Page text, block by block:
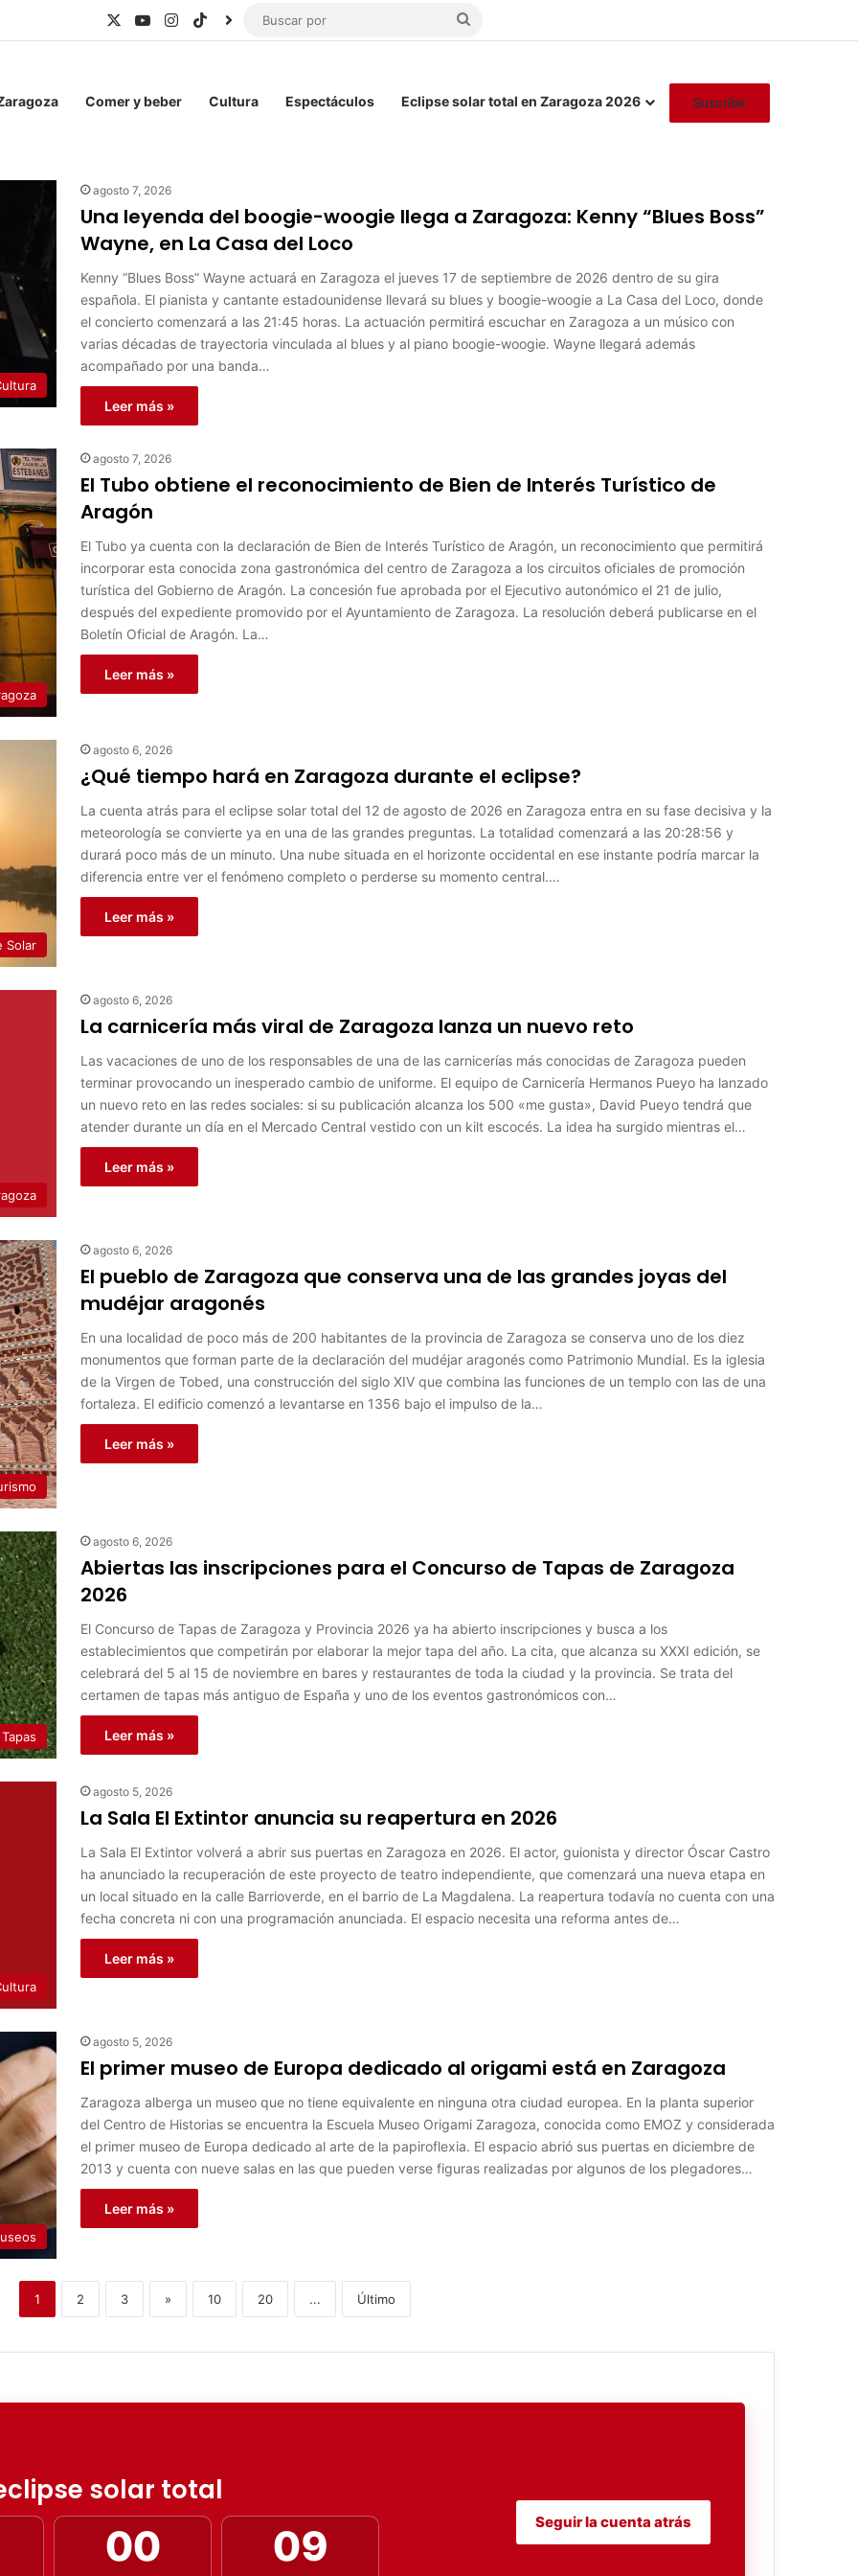
YouTubeInstagram
TikTokBlueSky
Buscar
Comer y beber Cultura Espectáculos Eclipse solar total en Zaragoza 2026 Suscribir
agosto 7, 2026
Una leyenda del boogie-woogie llega a Zaragoza: Kenny “Blues Boss”
Wayne, en La Casa del Loco
Kenny “Blues Boss” Wayne actuará en Zaragoza el jueves 17 de septiembre de 2026 dentro de su gira
española. El pianista y cantante estadounidense llevará su blues y boogie-woogie a La Casa del Loco, donde
el concierto comenzará a las 21:45 horas. La actuación permitirá escuchar en Zaragoza a un músico con
varias décadas de trayectoria vinculada al blues y al piano boogie-woogie. Wayne llegará además
acompañado por una banda…
Leer más »
agosto 7, 2026
El Tubo obtiene el reconocimiento de Bien de Interés Turístico de
Aragón
El Tubo ya cuenta con la declaración de Bien de Interés Turístico de Aragón, un reconocimiento que permitirá
incorporar esta conocida zona gastronómica del centro de Zaragoza a los circuitos oficiales de promoción
turística del Gobierno de Aragón. La concesión fue aprobada por el Ejecutivo autonómico el 21 de julio,
después del expediente promovido por el Ayuntamiento de Zaragoza. La resolución deberá publicarse en el
Boletín Oficial de Aragón. La…
Leer más »
Solar
agosto 6, 2026
¿Qué tiempo hará en Zaragoza durante el eclipse?
La cuenta atrás para el eclipse solar total del 12 de agosto de 2026 en Zaragoza entra en su fase decisiva y la
meteorología se convierte ya en una de las grandes preguntas. La totalidad comenzará a las 20:28:56 y
durará poco más de un minuto. Una nube situada en el horizonte occidental en ese instante podría marcar la
diferencia entre ver el fenómeno completo o perderse su momento central.…
Leer más »
agosto 6, 2026
La carnicería más viral de Zaragoza lanza un nuevo reto
Las vacaciones de uno de los responsables de una de las carnicerías más conocidas de Zaragoza pueden
terminar provocando un inesperado cambio de uniforme. El equipo de Carnicería Hermanos Pueyo ha lanzado
un nuevo reto en las redes sociales: si su publicación alcanza los 500 «me gusta», David Pueyo tendrá que
atender durante un día en el Mercado Central vestido con un kilt escocés. La idea ha surgido mientras el…
Leer más »
agosto 6, 2026
El pueblo de Zaragoza que conserva una de las grandes joyas del
mudéjar aragonés
En una localidad de poco más de 200 habitantes de la provincia de Zaragoza se conserva uno de los diez
monumentos que forman parte de la declaración del mudéjar aragonés como Patrimonio Mundial. Es la iglesia
de la Virgen de Tobed, una construcción del siglo XIV que combina las funciones de un templo con las de una
fortaleza. El edificio comenzó a levantarse en 1356 bajo el impulso de la…
Leer más »
agosto 6, 2026
Abiertas las inscripciones para el Concurso de Tapas de Zaragoza
2026
El Concurso de Tapas de Zaragoza y Provincia 2026 ya ha abierto inscripciones y busca a los
establecimientos que competirán por elaborar la mejor tapa del año. La cita, que alcanza su XXXI edición, se
celebrará del 5 al 15 de noviembre en bares y restaurantes de toda la ciudad y la provincia. Se trata del
certamen de tapas más antiguo de España y uno de los eventos gastronómicos con…
Leer más »
agosto 5, 2026
La Sala El Extintor anuncia su reapertura en 2026
La Sala El Extintor volverá a abrir sus puertas en Zaragoza en 2026. El actor, guionista y director Óscar Castro
ha anunciado la recuperación de este proyecto de teatro independiente, que comenzará una nueva etapa en
un local situado en la calle Barrioverde, en el barrio de La Magdalena. La reapertura todavía no cuenta con una
fecha concreta ni con una programación anunciada. El espacio necesita una reforma antes de…
Leer más »
agosto 5, 2026
El primer museo de Europa dedicado al origami está en Zaragoza
Zaragoza alberga un museo que no tiene equivalente en ninguna otra ciudad europea. En la planta superior
del Centro de Historias se encuentra la Escuela Museo Origami Zaragoza, conocida como EMOZ y considerada
el primer museo de Europa dedicado al arte de la papiroflexia. El espacio abrió sus puertas en diciembre de
2013 y cuenta con nueve salas en las que pueden verse figuras realizadas por algunos de los plegadores…
Leer más »
1 2 3 » 10 20 ... Último
solar total
00 07 Seguir la cuenta atrás